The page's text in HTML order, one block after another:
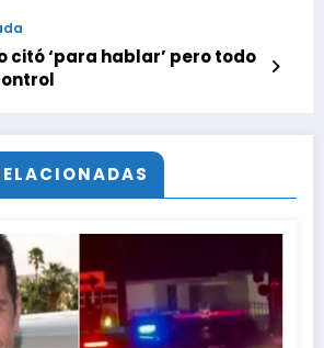
citó ‘para hablar’ pero todo